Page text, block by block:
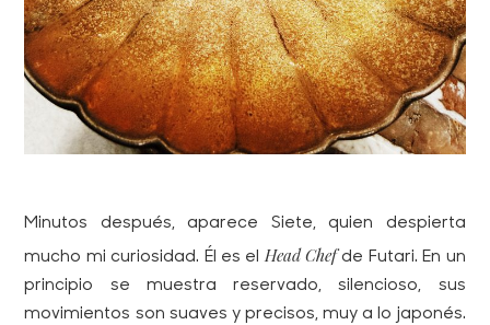
Minutos después, aparece Siete, quien despierta
mucho mi curiosidad. Él es elHead Chefde Futari. En un
principio se muestra reservado, silencioso, sus
movimientos son suaves y precisos, muy a lo japonés.